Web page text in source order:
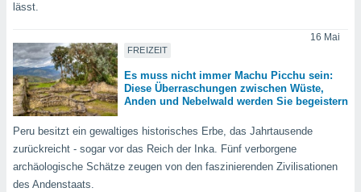
Profil zu
Ihnen
Weitere
finden
. Sie
lässt.
FREIZEIT
16 Mai
Es muss nicht immer Machu Picchu sein:
Diese Überraschungen zwischen Wüste,
Anden und Nebelwald werden Sie begeistern
Peru besitzt ein gewaltiges historisches Erbe, das Jahrtausende
zurückreicht - sogar vor das Reich der Inka. Fünf verborgene
archäologische Schätze zeugen von den faszinierenden Zivilisationen
des Andenstaats.